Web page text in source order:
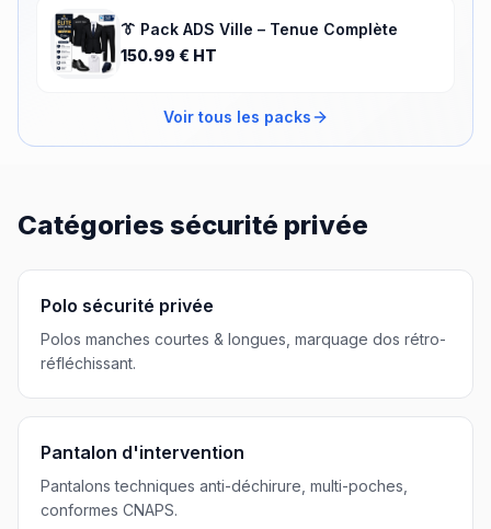
👔 Pack ADS Ville – Tenue Complète
150.99 € HT
Voir tous les packs
Catégories sécurité privée
Polo sécurité privée
Polos manches courtes & longues, marquage dos rétro-
réfléchissant.
Pantalon d'intervention
Pantalons techniques anti-déchirure, multi-poches,
conformes CNAPS.